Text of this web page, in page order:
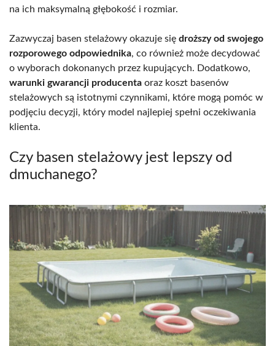
na ich maksymalną głębokość i rozmiar.
Zazwyczaj basen stelażowy okazuje się droższy od swojego
rozporowego odpowiednika, co również może decydować
o wyborach dokonanych przez kupujących. Dodatkowo,
warunki gwarancji producenta oraz koszt basenów
stelażowych są istotnymi czynnikami, które mogą pomóc w
podjęciu decyzji, który model najlepiej spełni oczekiwania
klienta.
Czy basen stelażowy jest lepszy od
dmuchanego?